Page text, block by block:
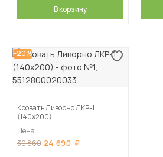
В корзину
-20%
Кровать Ливорно ЛКР-1
(140х200)
Цена
30 860 24 690